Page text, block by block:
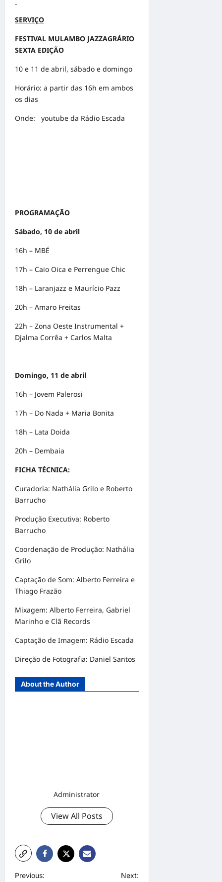
SERVIÇO
FESTIVAL MULAMBO JAZZAGRÁRIO
SEXTA EDIÇÃO
10 e 11 de abril, sábado e domingo
Horário: a partir das 16h em ambos
os dias
Onde: youtube da Rádio Escada
PROGRAMAÇÃO
Sábado, 10 de abril
16h – MBÉ
17h – Caio Oica e Perrengue Chic
18h – Laranjazz e Maurício Pazz
20h – Amaro Freitas
22h – Zona Oeste Instrumental +
Djalma Corrêa + Carlos Malta
Domingo, 11 de abril
16h – Jovem Palerosi
17h – Do Nada + Maria Bonita
18h – Lata Doida
20h – Dembaia
FICHA TÉCNICA:
Curadoria: Nathália Grilo e Roberto
Barrucho
Produção Executiva: Roberto
Barrucho
Coordenação de Produção: Nathália
Grilo
Captação de Som: Alberto Ferreira e
Thiago Frazão
Mixagem: Alberto Ferreira, Gabriel
Marinho e Clã Records
Captação de Imagem: Rádio Escada
Direção de Fotografia: Daniel Santos
About the Author
Administrator
View All Posts
P
Previous: Next: